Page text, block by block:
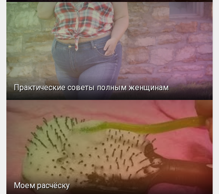
Практические советы полным женщинам
Моем расчёску